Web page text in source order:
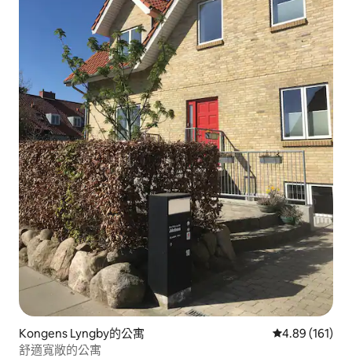
Kongens Lyngby的公寓 從 161 則評價
4.89 (161)
舒適寬敞的公寓